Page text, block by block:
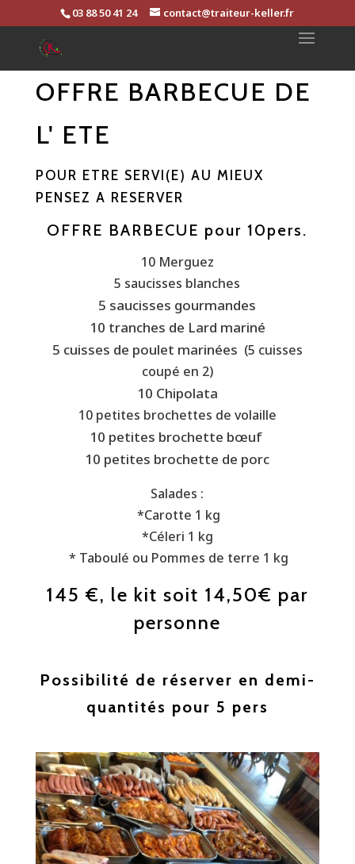
03 88 50 41 24 contact@traiteur-keller.fr
OFFRE BARBECUE DE
L' ETE
POUR ETRE SERVI(E) AU MIEUX
PENSEZ A RESERVER
OFFRE BARBECUE pour 10pers.
10 Merguez
5 saucisses blanches
5 saucisses gourmandes
10 tranches de Lard mariné
5 cuisses de poulet marinées (5 cuisses
coupé en 2)
10 Chipolata
10 petites brochettes de volaille
10 petites brochette bœuf
10 petites brochette de porc
Salades :
*Carotte 1 kg
*Céleri 1 kg
* Taboulé ou Pommes de terre 1 kg
145 €, le kit soit 14,50€ par
personne
Possibilité de réserver en demi-
quantités pour 5 pers